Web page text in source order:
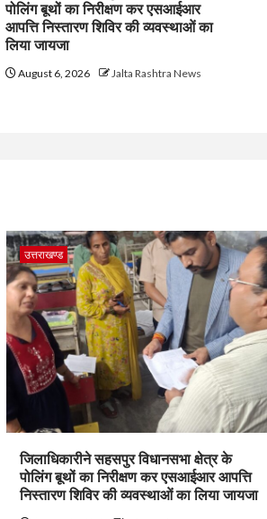
पोलिंग बूथों का निरीक्षण कर एसआईआर
आपत्ति निस्तारण शिविर की व्यवस्थाओं का
लिया जायजा
August 6, 2026 Jalta Rashtra News
उत्तराखण्ड
जिलाधिकारीने सहसपुर विधानसभा क्षेत्र के
पोलिंग बूथों का निरीक्षण कर एसआईआर आपत्ति
निस्तारण शिविर की व्यवस्थाओं का लिया जायजा